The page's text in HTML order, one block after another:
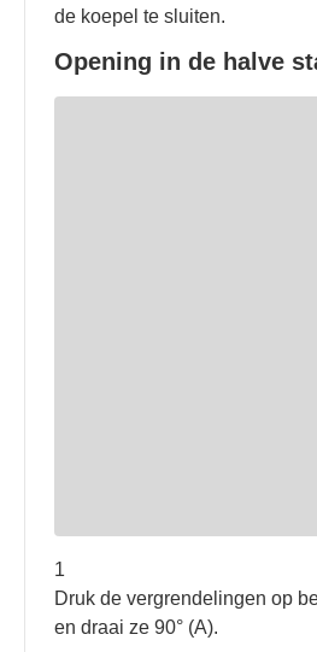
de koepel te sluiten.
Opening in de halve
1
Druk de vergrendelingen op
en draai ze 90° (A).